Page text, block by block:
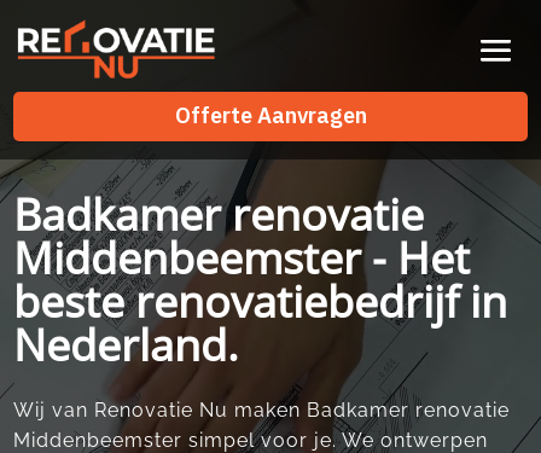
Offerte Aanvragen
Offerte Aanvragen
Badkamer renovatie
Middenbeemster - Het
beste renovatiebedrijf in
Nederland.
Wij van Renovatie Nu maken Badkamer renovatie
Middenbeemster simpel voor je.​ We ontwerpen